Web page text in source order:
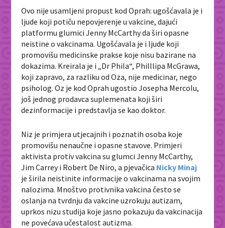
Ovo nije usamljeni propust kod Oprah: ugošćavala je i
ljude koji potiču nepovjerenje u vakcine, dajući
platformu glumici Jenny McCarthy da širi opasne
neistine o vakcinama. Ugošćavala je i ljude koji
promovišu medicinske prakse koje nisu bazirane na
dokazima. Kreirala je i „Dr Phila“, Philllipa McGrawa,
koji zapravo, za razliku od Oza, nije medicinar, nego
psiholog. Oz je kod Oprah ugostio Josepha Mercolu,
još jednog prodavca suplemenata koji širi
dezinformacije i predstavlja se kao doktor.
Niz je primjera utjecajnih i poznatih osoba koje
promovišu nenaučne i opasne stavove. Primjeri
aktivista protiv vakcina su glumci Jenny McCarthy,
Jim Carrey i Robert De Niro, a pjevačica Nicky Minaj
je širila neistinite informacije o vakcinama na svojim
nalozima. Mnoštvo protivnika vakcina često se
oslanja na tvrdnju da vakcine uzrokuju autizam,
uprkos nizu studija koje jasno pokazuju da vakcinacija
ne povećava učestalost autizma.